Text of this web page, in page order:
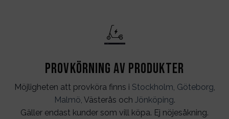
Provkörning av produkter
Möjligheten att provköra finns i Stockholm Göteborg
Malmö , Västerås och Jönköping.
Gäller endast kunder som vill köpa. Ej nöjesåkning.